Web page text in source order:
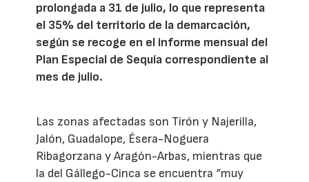
prolongada a 31 de julio, lo que representa
el 35% del territorio de la demarcación,
según se recoge en el informe mensual del
Plan Especial de Sequía correspondiente al
mes de julio.
Las zonas afectadas son Tirón y Najerilla,
Jalón, Guadalope, Ésera-Noguera
Ribagorzana y Aragón-Arbas, mientras que
la del Gállego-Cinca se encuentra “muy